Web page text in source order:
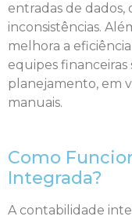
entradas de dados,
inconsistências.
melhora a
equipes
planejamento, em
manuais.
Como
Integrada?
A contabilidade